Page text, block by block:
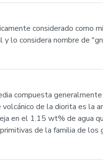
considerado como
lo considera nombre de
compuesta
de la diorita es la
en el 1.15 wt% de agua
de la familia de los